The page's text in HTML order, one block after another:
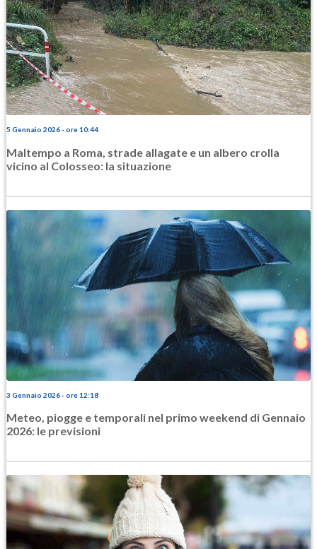
5 Gennaio 2026 - ore 10:44
Maltempo a Roma, strade allagate e un albero crolla
vicino al Colosseo: la situazione
3 Gennaio 2026 - ore 12:18
Meteo, piogge e temporali nel primo weekend di Gennaio
2026: le previsioni